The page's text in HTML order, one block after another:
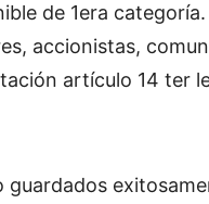
de 1era categoría.
accionistas,
artículo 14 ter
guardados